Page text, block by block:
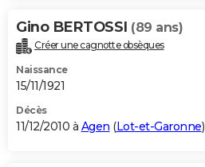
Gino BERTOSSI (89 ans)
Créer une cagnotte obsèques
Naissance
15/11/1921
Décès
11/12/2010 à Agen (Lot-et-Garonne)